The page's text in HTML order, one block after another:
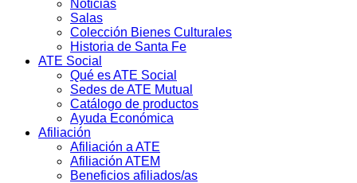
Noticias
Salas
Colección Bienes Culturales
Historia de Santa Fe
ATE Social
Qué es ATE Social
Sedes de ATE Mutual
Catálogo de productos
Ayuda Económica
Afiliación
Afiliación a ATE
Afiliación ATEM
Beneficios afiliados/as